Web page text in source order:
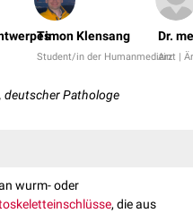
Timon Klensang
Student/in der Humanmedizin
Dr.
Arzt |
deutscher Pathologe
wurm- oder
, die aus